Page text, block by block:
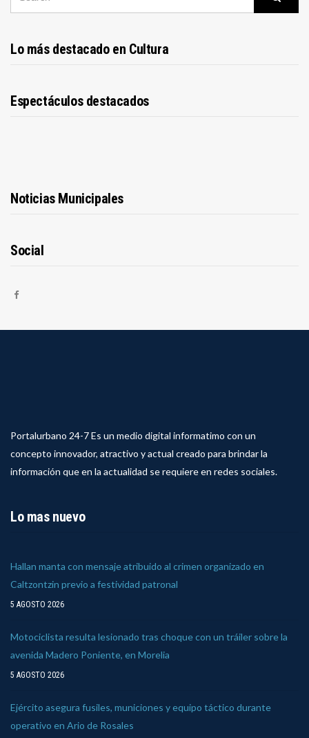
Lo más destacado en Cultura
Espectáculos destacados
Noticias Municipales
Social
Portalurbano 24-7 Es un medio digital informatimo con un
concepto innovador, atractivo y actual creado para brindar la
información que en la actualidad se requiere en redes sociales.
Lo mas nuevo
Hallan manta con mensaje atribuido al crimen organizado en
Caltzontzin previo a festividad patronal
5 AGOSTO 2026
Motociclista resulta lesionado tras choque con un tráiler sobre la
avenida Madero Poniente, en Morelia
5 AGOSTO 2026
Ejército asegura fusiles, municiones y equipo táctico durante
operativo en Ario de Rosales